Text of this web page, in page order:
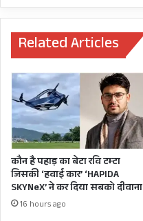
दिए
राज्यों
को
निर्देश
हराकर
41
साल
बाद
पाया
मेडल,
लौट
रहा
हॉकी
का
गोल्डन
दौर
Related Articles
कौन है पहाड़ का बेटा रवि टम्टा
जिसकी ‘हवाई कार’ ‘HAPIDA
SKYNeX’ ने कर दिया सबको दीवाना
16 hours ago